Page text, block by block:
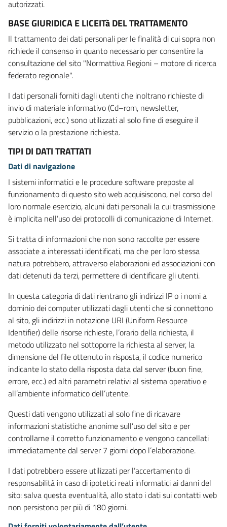
autorizzati.
BASE GIURIDICA E LICEITà DEL TRATTAMENTO
Il trattamento dei dati personali per le finalità di cui sopra non
richiede il consenso in quanto necessario per consentire la
consultazione del sito "Normattiva Regioni – motore di ricerca
federato regionale".
I dati personali forniti dagli utenti che inoltrano richieste di
invio di materiale informativo (Cd–rom, newsletter,
pubblicazioni, ecc.) sono utilizzati al solo fine di eseguire il
servizio o la prestazione richiesta.
TIPI DI DATI TRATTATI
Dati di navigazione
I sistemi informatici e le procedure software preposte al
funzionamento di questo sito web acquisiscono, nel corso del
loro normale esercizio, alcuni dati personali la cui trasmissione
è implicita nell’uso dei protocolli di comunicazione di Internet.
Si tratta di informazioni che non sono raccolte per essere
associate a interessati identificati, ma che per loro stessa
natura potrebbero, attraverso elaborazioni ed associazioni con
dati detenuti da terzi, permettere di identificare gli utenti.
In questa categoria di dati rientrano gli indirizzi IP o i nomi a
dominio dei computer utilizzati dagli utenti che si connettono
al sito, gli indirizzi in notazione URI (Uniform Resource
Identifier) delle risorse richieste, l’orario della richiesta, il
metodo utilizzato nel sottoporre la richiesta al server, la
dimensione del file ottenuto in risposta, il codice numerico
indicante lo stato della risposta data dal server (buon fine,
errore, ecc.) ed altri parametri relativi al sistema operativo e
all’ambiente informatico dell’utente.
Questi dati vengono utilizzati al solo fine di ricavare
informazioni statistiche anonime sull’uso del sito e per
controllarne il corretto funzionamento e vengono cancellati
immediatamente dal server 7 giorni dopo l’elaborazione.
I dati potrebbero essere utilizzati per l’accertamento di
responsabilità in caso di ipotetici reati informatici ai danni del
sito: salva questa eventualità, allo stato i dati sui contatti web
non persistono per più di 180 giorni.